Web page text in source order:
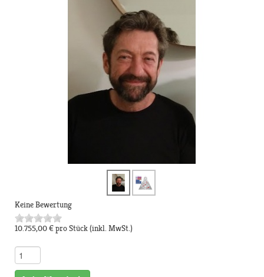
Keine Bewertung
10.755,00 €pro Stück(inkl. MwSt.)